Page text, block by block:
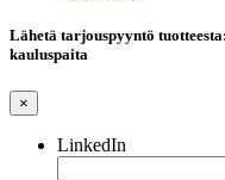
Lähetä tarjouspyyntö
kauluspaita
×
LinkedIn